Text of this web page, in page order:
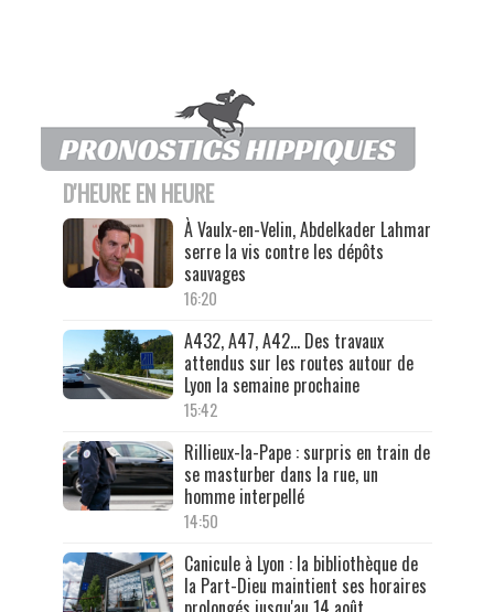
D'HEURE EN HEURE
À Vaulx-en-Velin, Abdelkader Lahmar
serre la vis contre les dépôts
sauvages
16:20
A432, A47, A42… Des travaux
attendus sur les routes autour de
Lyon la semaine prochaine
15:42
Rillieux-la-Pape : surpris en train de
se masturber dans la rue, un
homme interpellé
14:50
Canicule à Lyon : la bibliothèque de
la Part-Dieu maintient ses horaires